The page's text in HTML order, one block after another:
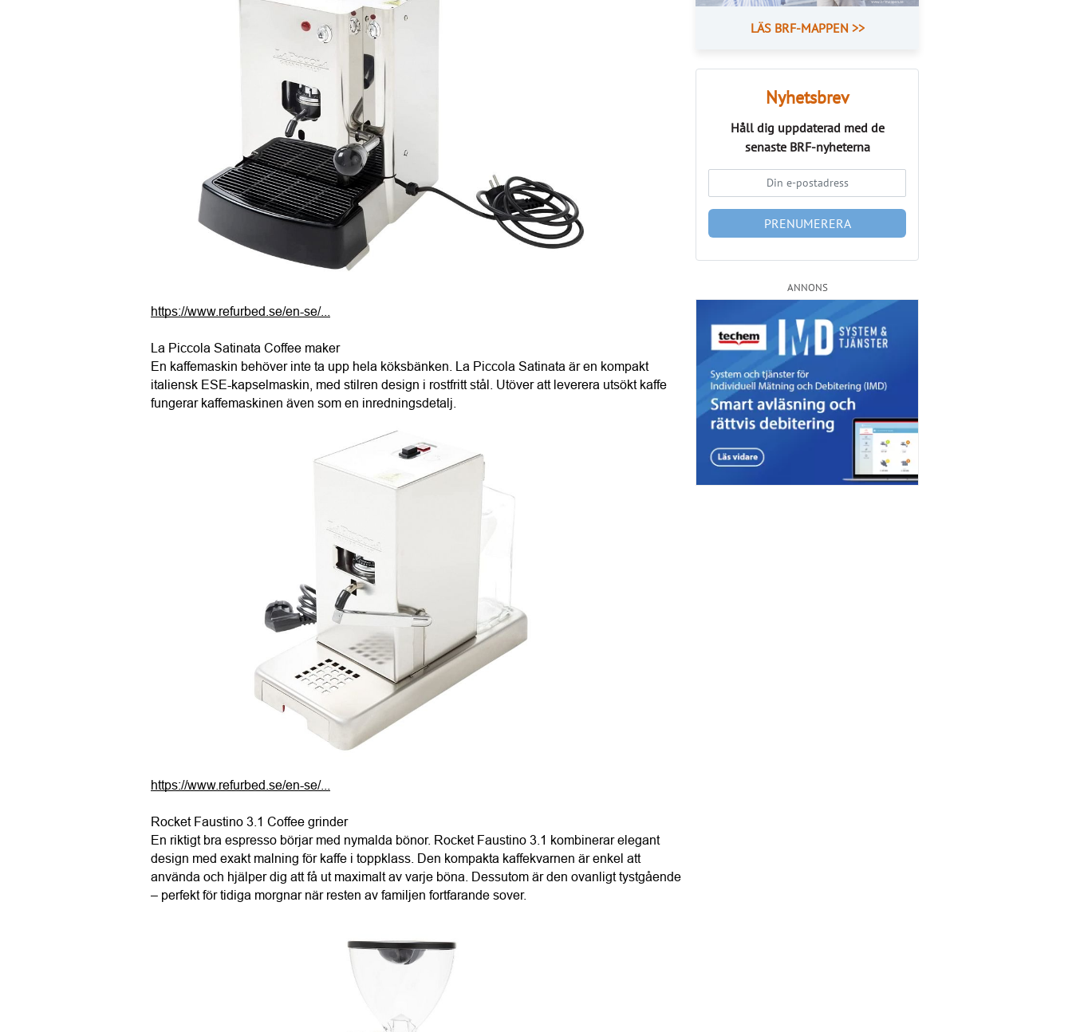
https://www.refurbed.se/en-se/...
La Piccola Satinata Coffee maker
En kaffemaskin behöver inte ta upp hela köksbänken. La Piccola Satinata är en kompakt
italiensk ESE-kapselmaskin, med stilren design i rostfritt stål. Utöver att leverera utsökt kaffe
fungerar kaffemaskinen även som en inredningsdetalj.
https://www.refurbed.se/en-se/...
Rocket Faustino 3.1 Coffee grinder
En riktigt bra espresso börjar med nymalda bönor. Rocket Faustino 3.1 kombinerar elegant
design med exakt malning för kaffe i toppklass. Den kompakta kaffekvarnen är enkel att
använda och hjälper dig att få ut maximalt av varje böna. Dessutom är den ovanligt tystgående
– perfekt för tidiga morgnar när resten av familjen fortfarande sover.
LÄS BRF-MAPPEN >>
Nyhetsbrev
Håll dig uppdaterad med de
senaste BRF-nyheterna
PRENUMERERA
ANNONS